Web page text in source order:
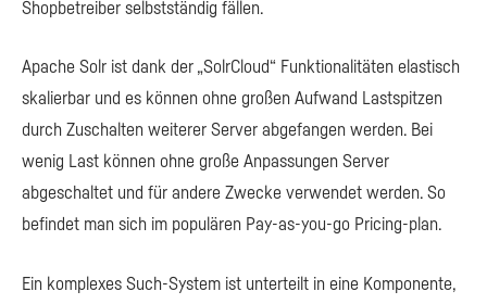
Shopbetreiber selbstständig fällen.
Apache Solr ist dank der „SolrCloud“ Funktionalitäten elastisch
skalierbar und es können ohne großen Aufwand Lastspitzen
durch Zuschalten weiterer Server abgefangen werden. Bei
wenig Last können ohne große Anpassungen Server
abgeschaltet und für andere Zwecke verwendet werden. So
befindet man sich im populären Pay-as-you-go Pricing-plan.
Ein komplexes Such-System ist unterteilt in eine Komponente,